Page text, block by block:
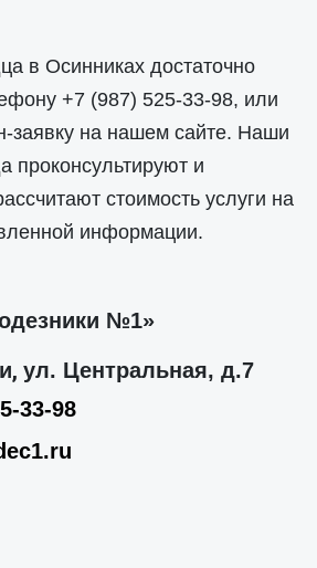
в Осинниках достаточно
+7 (987) 525-33-98, или
заявку на нашем сайте. Наши
проконсультируют и
стоимость услуги на
информации.
№1»
, ул. Центральная, д.7
33-98